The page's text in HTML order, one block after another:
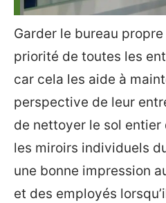
Garder le bureau
priorité de toutes les
car cela les aide à
perspective de leur
de nettoyer le sol entier
les miroirs individuels
une bonne impression
et des employés